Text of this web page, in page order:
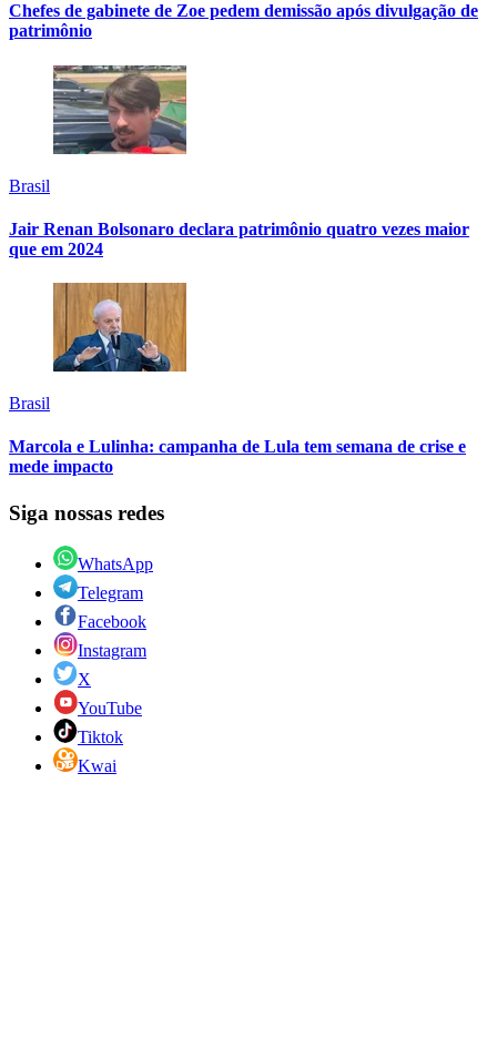
Chefes de gabinete de Zoe pedem demissão após divulgação de
patrimônio
Brasil
Jair Renan Bolsonaro declara patrimônio quatro vezes maior
que em 2024
Brasil
Marcola e Lulinha: campanha de Lula tem semana de crise e
mede impacto
Siga nossas redes
WhatsApp
Telegram
Facebook
Instagram
X
YouTube
Tiktok
Kwai